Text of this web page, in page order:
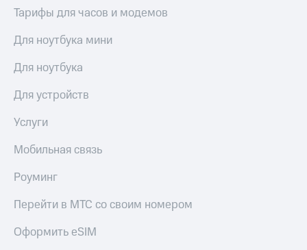
Тарифы для часов и модемов
Для ноутбука мини
Для ноутбука
Для устройств
Услуги
Мобильная связь
Роуминг
Перейти в МТС со своим номером
Оформить eSIM